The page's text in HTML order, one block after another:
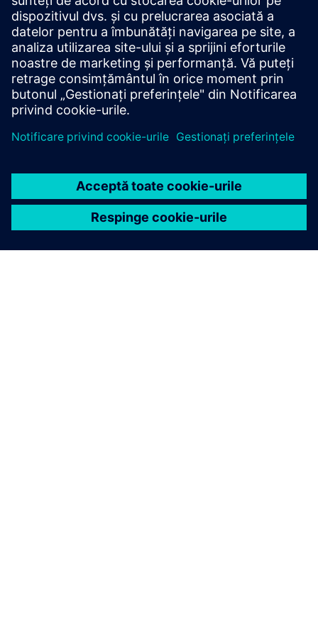
Suport tehnic
Creați solicitare de asistență
Localizator de vânzări și distribuitori
Portalul de service și asistență